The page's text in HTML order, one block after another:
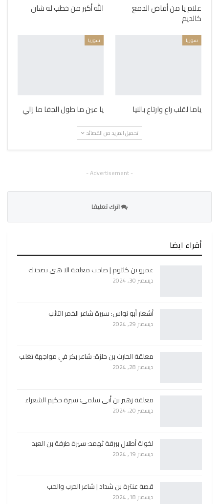
علام يا من أفاض الدمع
كالديم
الله أكبر من خطب له شان
سوريا
ياما لقلب راع وارتاع بالنيا
سوريا
يا عين ما طول الجفا ما زالي
تحميل المزيد من القصائد
- Advertisement -
اترك تعليقا
أقراء ايضا
عمرو بن كلثوم | صاحب معلقة الا هبي بصحنك
ديسمبر 30, 2024
أشعار أبو نواس: سيرة شاعر الخمر التائب
ديسمبر 29, 2024
معلقة الحارث بن حلزة: شاعر بكر في مواجهة تغلب
ديسمبر 28, 2024
معلقة زهير بن أبي سلمى: سيرة حكيم الشعراء
ديسمبر 20, 2024
لخولة أطلال ببرقة ثهمد: سيرة طرفة بن العبد
ديسمبر 19, 2024
قصة عنترة بن شداد | شاعر الحرب والحب
ديسمبر 18, 2024